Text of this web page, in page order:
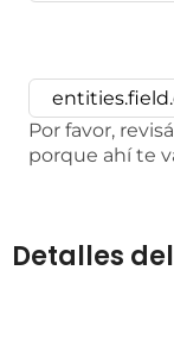
Por favor,
porque ahí te
Detalles